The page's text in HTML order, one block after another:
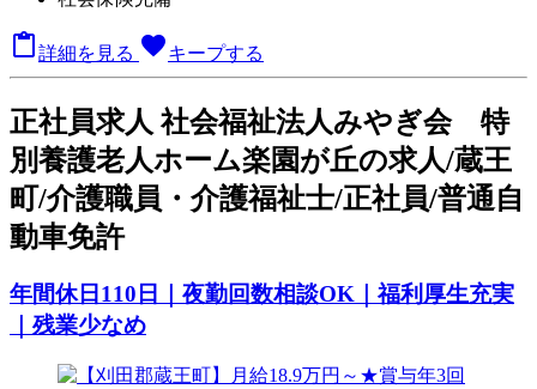
詳細を見る favoriteキープする
正社員求人 社会福祉法人みやぎ会 特
別養護老人ホーム楽園が丘の求人/蔵王
町/介護職員・介護福祉士/正社員/普通自
動車免許
年間休日110日｜夜勤回数相談OK｜福利厚生充実
｜残業少なめ